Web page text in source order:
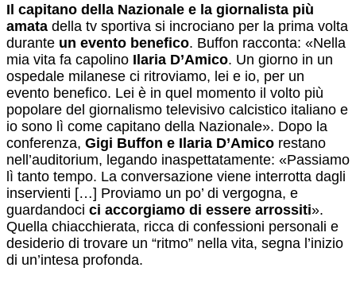
Il capitano della Nazionale e la giornalista più
amata della tv sportiva si incrociano per la prima volta
durante un evento benefico. Buffon racconta: «Nella
mia vita fa capolino Ilaria D’Amico. Un giorno in un
ospedale milanese ci ritroviamo, lei e io, per un
evento benefico. Lei è in quel momento il volto più
popolare del giornalismo televisivo calcistico italiano e
io sono lì come capitano della Nazionale». Dopo la
conferenza, Gigi Buffon e Ilaria D’Amico restano
nell’auditorium, legando inaspettatamente: «Passiamo
lì tanto tempo. La conversazione viene interrotta dagli
inservienti […] Proviamo un po’ di vergogna, e
guardandoci ci accorgiamo di essere arrossiti».
Quella chiacchierata, ricca di confessioni personali e
desiderio di trovare un “ritmo” nella vita, segna l’inizio
di un’intesa profonda.